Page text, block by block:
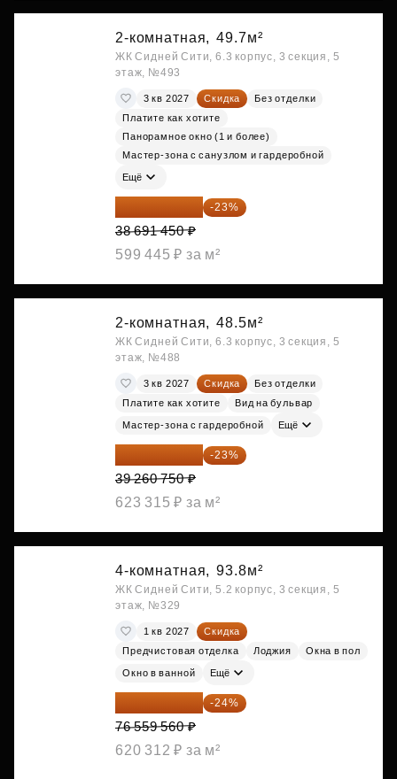
2-комнатная, 49.7м²
ЖК Сидней Сити, 6.3 корпус, 3 секция, 5
этаж, №493
3 кв 2027 Скидка
Без отделки
Платите как хотите
Панорамное окно (1 и более)
Мастер-зона с санузлом и гардеробной
Ещё
29 792 417 ₽ -23%
38 691 450 ₽
599 445 ₽ за м²
2-комнатная, 48.5м²
ЖК Сидней Сити, 6.3 корпус, 3 секция, 5
этаж, №488
3 кв 2027 Скидка
Без отделки
Платите как хотите
Вид на бульвар
Мастер-зона с гардеробной Ещё
30 230 778 ₽ -23%
39 260 750 ₽
623 315 ₽ за м²
4-комнатная, 93.8м²
ЖК Сидней Сити, 5.2 корпус, 3 секция, 5
этаж, №329
1 кв 2027
Скидка
Предчистовая отделка
Лоджия Окна в пол
Окно в ванной Ещё
58 185 266 ₽ -24%
76 559 560 ₽
620 312 ₽ за м²